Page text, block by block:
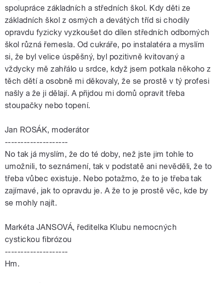
spolupráce základních a středních škol. Kdy děti ze
základních škol z osmých a devátých tříd si chodily
opravdu fyzicky vyzkoušet do dílen středních odborných
škol různá řemesla. Od cukráře, po instalatéra a myslím
si, že byl velice úspěšný, byl pozitivně kvitovaný a
vždycky mě zahřálo u srdce, když jsem potkala někoho z
těch dětí a osobně mi děkovaly, že se prostě v tý profesi
našly a že ji dělají. A přijdou mi domů opravit třeba
stoupačky nebo topení.
Jan ROSÁK, moderátor
--------------------
No tak já myslím, že do té doby, než jste jim tohle to
umožnili, to seznámení, tak v podstatě ani nevěděli, že to
třeba vůbec existuje. Nebo potažmo, že to je třeba tak
zajímavé, jak to opravdu je. A že to je prostě věc, kde by
se mohly najít.
Markéta JANSOVÁ, ředitelka Klubu nemocných
cystickou fibrózou
--------------------
Hm.